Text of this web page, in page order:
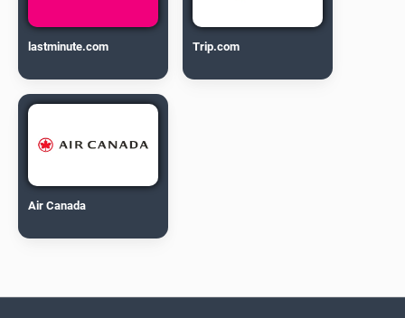
lastminute.com Trip.com
Air Canada